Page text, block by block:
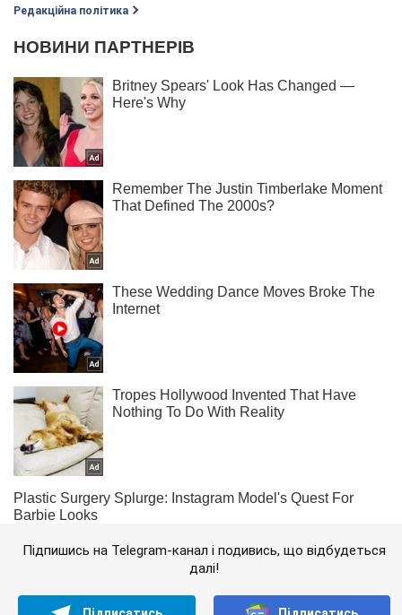
Редакційна політика
Підпишись на Telegram-канал і подивись, що відбудеться
далі!